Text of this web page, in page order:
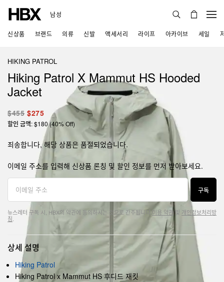
남성
신상품 브랜드 의류 신발 액세서리 라이프 아카이브 세일
HIKING PATROL
Hiking Patrol X Mammut HS Hooded
Jacket
$455 $275
할인 금액: $180 (40% Off)
죄송합니다, 해당 상품은 품절되었습니다.
이메일 주소를 입력해 신상품 론칭 및 할인 정보를 먼저 받아보세요.
구독
뉴스레터 구독 시, HBX의 약관에 동의하시는 것으로 간주됩니다. 이용 약관및 개인정보처리방
침
상세 설명
Hiking Patrol
Hiking Patrol x Mammut HS 후디드 재킷